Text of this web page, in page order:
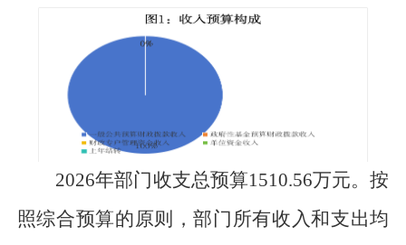
2026年部门收支总预算1510.56万元。按
照综合预算的原则，部门所有收入和支出均